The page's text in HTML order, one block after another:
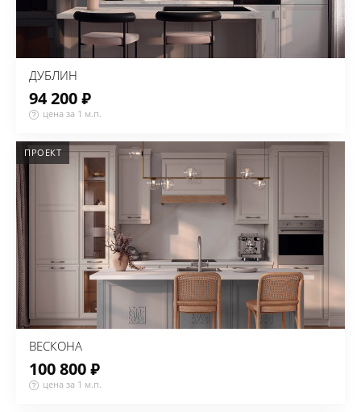
ДУБЛИН
94 200 ₽
цена за 1 м.п.
ПРОЕКТ
ВЕСКОНА
100 800 ₽
цена за 1 м.п.